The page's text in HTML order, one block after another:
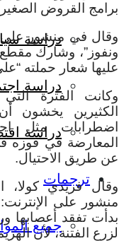
دراسة
دراسة
دراسة
ترجمات
جميع
برامج القروض
وقال في منشور على
ونفوز”، وشارك مقطع
عليها شعار حملته
وكانت الفترة
الكثيرين يخشون
المعارضة في فوزه
عن طريق الاحتيال.
وقال فريدي
منشور على
بدأت تفقد أعصابها
لزرع الفتنة، لأن